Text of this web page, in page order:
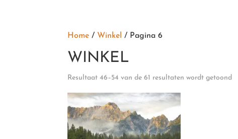
Home / Winkel / Pagina 6
WINKEL
Resultaat 46–54 van de 61 resultaten wordt getoond